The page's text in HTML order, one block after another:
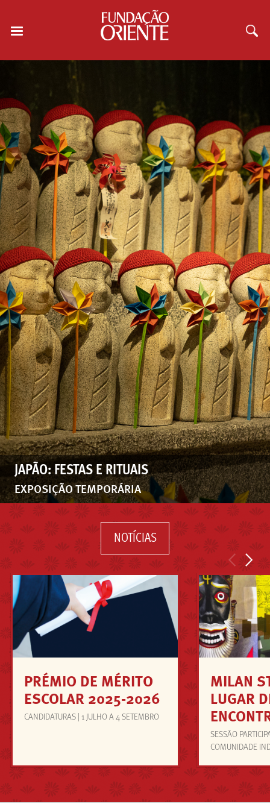
JAPÃO: FESTAS E RITUAIS
EXPOSIÇÃO TEMPORÁRIA
NOTÍCIAS
< >
PRÉMIO DE MÉRITO
ESCOLAR 2025-2026
CANDIDATURAS | 1 JULHO A 4 SETEMBRO
MILAN
LUGAR
SESSÃO
COMUNIDADE